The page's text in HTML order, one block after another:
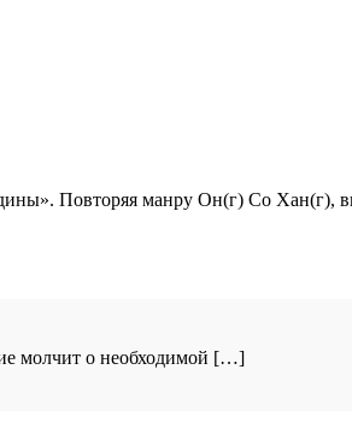
Повторяя манру Он(г) Со Хан(г),
молчит о необходимой […]